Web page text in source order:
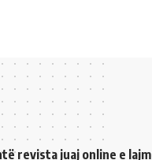
revista juaj online e